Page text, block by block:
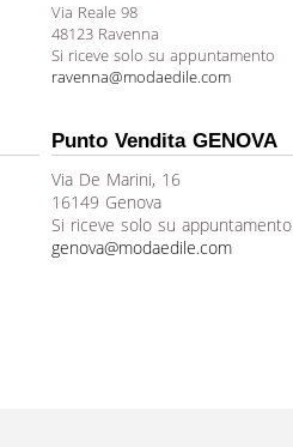
Via Reale 98
48123 Ravenna
Si riceve solo su appuntamento
ravenna@modaedile.com
Punto Vendita GENOVA
Via De Marini, 16
16149 Genova
Si riceve solo su appuntamento
genova@modaedile.com